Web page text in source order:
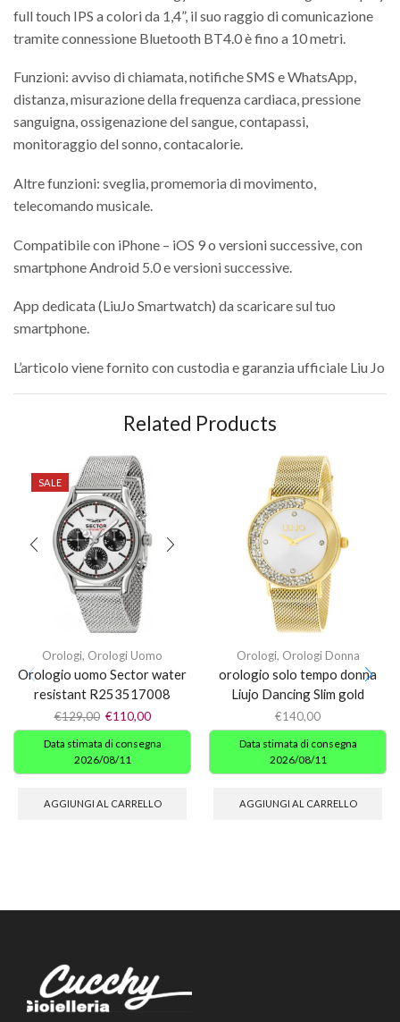
full touch IPS a colori da 1,4”, il suo raggio di comunicazione
tramite connessione Bluetooth BT4.0 è fino a 10 metri.
Funzioni: avviso di chiamata, notifiche SMS e WhatsApp,
distanza, misurazione della frequenza cardiaca, pressione
sanguigna, ossigenazione del sangue, contapassi,
monitoraggio del sonno, contacalorie.
Altre funzioni: sveglia, promemoria di movimento,
telecomando musicale.
Compatibile con iPhone – iOS 9 o versioni successive, con
smartphone Android 5.0 e versioni successive.
App dedicata (LiuJo Smartwatch) da scaricare sul tuo
smartphone.
L’articolo viene fornito con custodia e garanzia ufficiale Liu Jo
Related Products
SALE
Orologi, Orologi Uomo
Orologio uomo Sector water
resistant R253517008
€129,00 €110,00
Data stimata di consegna
2026/08/11
AGGIUNGI AL CARRELLO
Orologi, Orologi Donna
orologio solo tempo donna
Liujo Dancing Slim gold
€140,00
Data stimata di consegna
2026/08/11
AGGIUNGI AL CARRELLO